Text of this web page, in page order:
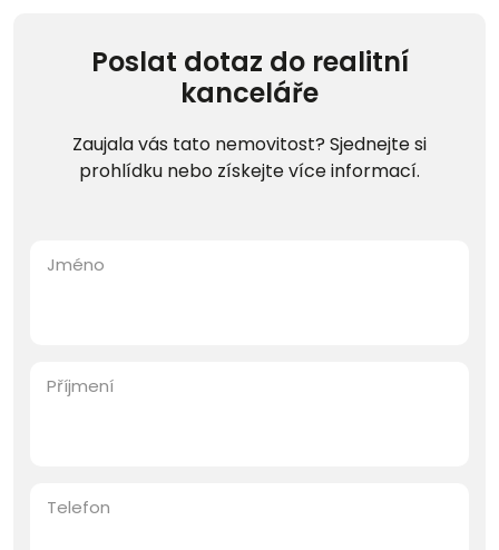
Poslat dotaz do realitní
kanceláře
Zaujala vás tato nemovitost? Sjednejte si
prohlídku nebo získejte více informací.
Jméno
Příjmení
Telefon